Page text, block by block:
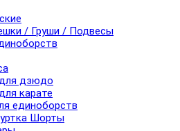
/ Груши / Подвесы
дзюдо
карате
единоборств
Шорты